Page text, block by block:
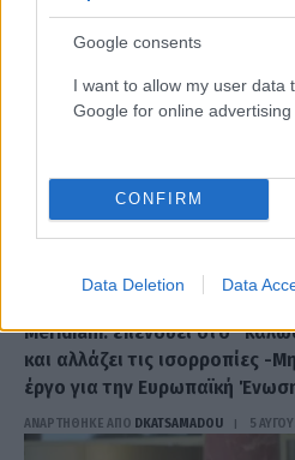
Google consents
I want to allow my user data
Google for online advertising
CONFIRM
Data Deletion Data
ΟΙΚΟΝΟΜΊΑ
Meridiam: επενδύει στο
και αλλάζει τις ισορροπίες -
έργο για την Ευρωπαϊκή
ΑΝΑΡΤΗΘΗΚΕ ΑΠΟ DKATSAMADOU 5